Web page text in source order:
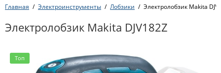
Главная Электроинструменты Лобзики Электролобзик Makita
Электролобзик Makita DJV182Z
Топ